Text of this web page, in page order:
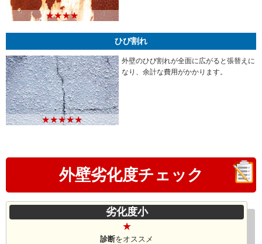
★★★★
ひび割れ
★★★★★
外壁のひび割れが全面に広がると張替えに
なり、余計な費用がかかります。
外壁劣化度チェック
劣化度小
★
診断をオススメ